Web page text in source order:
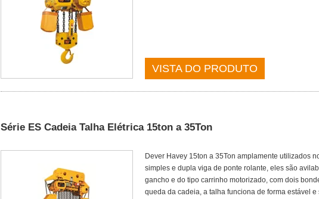
VISTA DO PRODUTO
Série ES Cadeia Talha Elétrica 15ton a 35Ton
Dever Havey 15ton a 35Ton amplamente utilizados
simples e dupla viga de ponte rolante, eles são
gancho e do tipo carrinho motorizado, com dois
queda da cadeia, a talha funciona de forma estável e